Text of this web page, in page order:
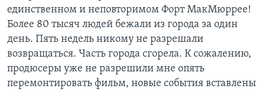
единственном и неповторимом Форт МакМюррее!
Более 80 тысяч людей бежали из города за один
день. Пять недель никому не разрешали
возвращаться. Часть города сгорела. К сожалению,
продюсеры уже не разрешили мне опять
перемонтировать фильм, новые события вставлены